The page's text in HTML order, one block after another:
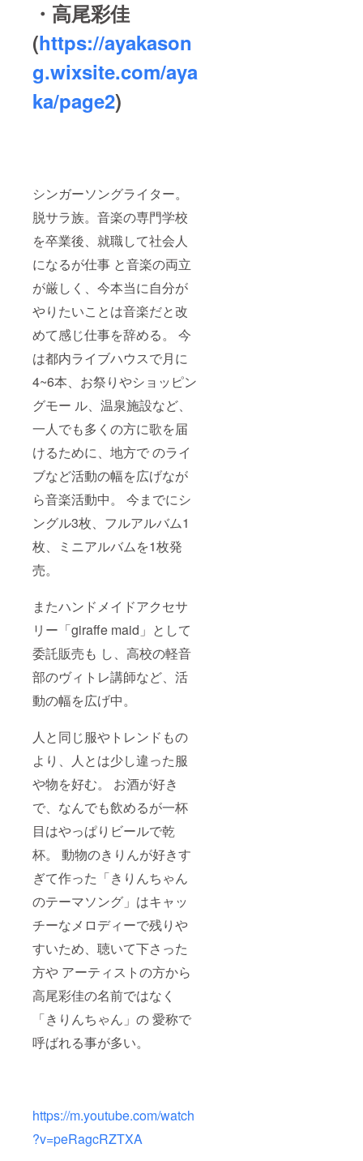
・高尾彩佳
(https://ayakason
g.wixsite.com/aya
ka/page2)
シンガーソングライター。
脱サラ族。音楽の専門学校
を卒業後、就職して社会人
になるが仕事 と音楽の両立
が厳しく、今本当に自分が
やりたいことは音楽だと改
めて感じ仕事を辞める。 今
は都内ライブハウスで月に
4~6本、お祭りやショッピン
グモー ル、温泉施設など、
一人でも多くの方に歌を届
けるために、地方で のライ
ブなど活動の幅を広げなが
ら音楽活動中。 今までにシ
ングル3枚、フルアルバム1
枚、ミニアルバムを1枚発
売。
またハンドメイドアクセサ
リー「giraffe maid」として
委託販売も し、高校の軽音
部のヴィトレ講師など、活
動の幅を広げ中。
人と同じ服やトレンドもの
より、人とは少し違った服
や物を好む。 お酒が好き
で、なんでも飲めるが一杯
目はやっぱりビールで乾
杯。 動物のきりんが好きす
ぎて作った「きりんちゃん
のテーマソング」はキャッ
チーなメロディーで残りや
すいため、聴いて下さった
方や アーティストの方から
高尾彩佳の名前ではなく
「きりんちゃん」の 愛称で
呼ばれる事が多い。
https://m.youtube.com/watch
?v=peRagcRZTXA